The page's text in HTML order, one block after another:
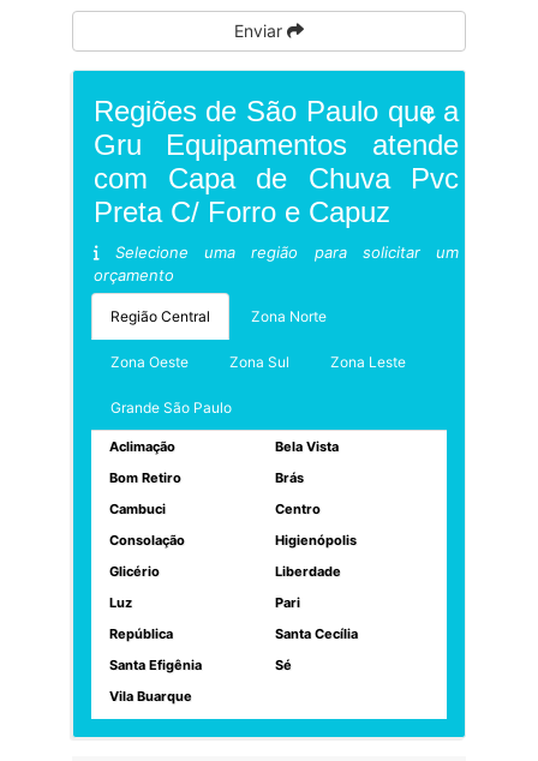
Enviar
Regiões de São Paulo que a
Gru Equipamentos atende
com Capa de Chuva Pvc
Preta C/ Forro e Capuz
Selecione uma região para solicitar um
orçamento
Região Central Zona Norte
Zona Oeste Zona Sul Zona Leste
Grande São Paulo
Aclimação
Bela Vista
Bom Retiro
Brás
Cambuci
Centro
Consolação
Higienópolis
Glicério
Liberdade
Luz
Pari
República
Santa Cecília
Santa Efigênia
Sé
Vila Buarque